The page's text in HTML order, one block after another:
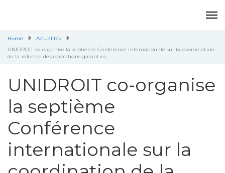
Home
Actualités
UNIDROIT co-organise la septième Conférence internationale sur la coordination
de la réforme des opérations garanties
UNIDROIT co-organise
la septième
Conférence
internationale sur la